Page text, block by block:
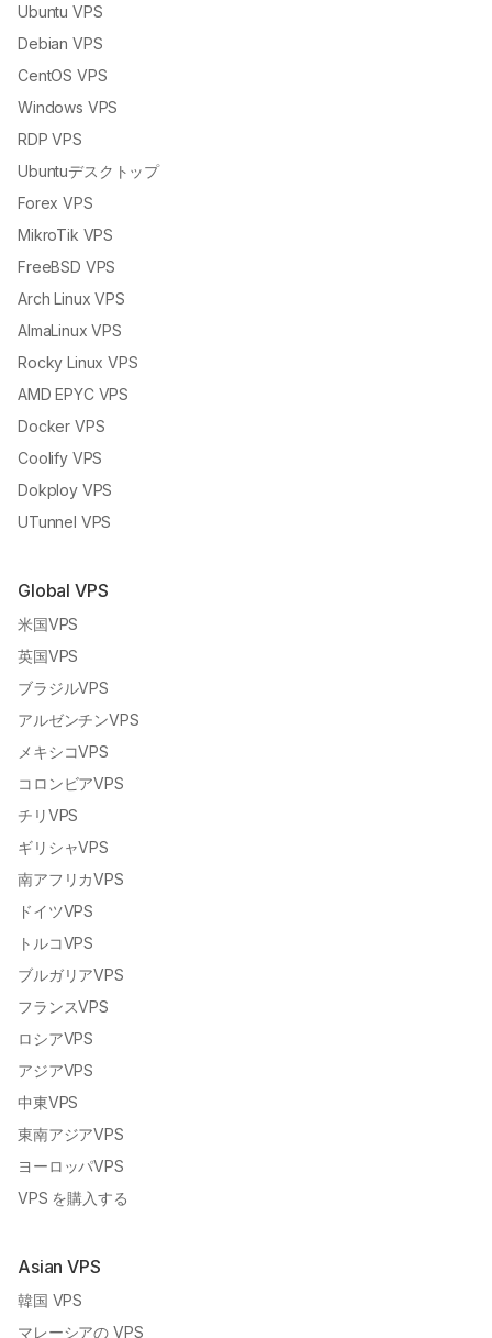
Ubuntu VPS
Debian VPS
CentOS VPS
Windows VPS
RDP VPS
Ubuntuデスクトップ
Forex VPS
MikroTik VPS
FreeBSD VPS
Arch Linux VPS
AlmaLinux VPS
Rocky Linux VPS
AMD EPYC VPS
Docker VPS
Coolify VPS
Dokploy VPS
UTunnel VPS
Global VPS
米国VPS
英国VPS
ブラジルVPS
アルゼンチンVPS
メキシコVPS
コロンビアVPS
チリVPS
ギリシャVPS
南アフリカVPS
ドイツVPS
トルコVPS
ブルガリアVPS
フランスVPS
ロシアVPS
アジアVPS
中東VPS
東南アジアVPS
ヨーロッパVPS
VPS を購入する
Asian VPS
韓国 VPS
マレーシアの VPS